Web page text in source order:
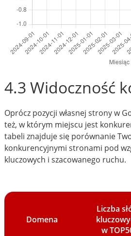
4.3 Widoczność
Oprócz pozycji własnej strony w
też, w którym miejscu jest
tabeli znajduje się porównanie
konkurencyjnymi stronami pod
kluczowych i szacowanego ruchu.
Domena
Liczba
w